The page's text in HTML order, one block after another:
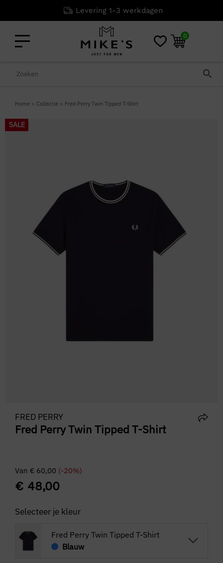
Levering 1-3 werkdagen
0
Home > Collectie > Fred Perry Twin Tipped T-Shirt
SALE
FRED PERRY
Fred Perry Twin Tipped T-Shirt
Van € 60,00 (-20%)
€ 48,00
Selecteer je kleur
Fred Perry Twin Tipped T-Shirt
Blauw